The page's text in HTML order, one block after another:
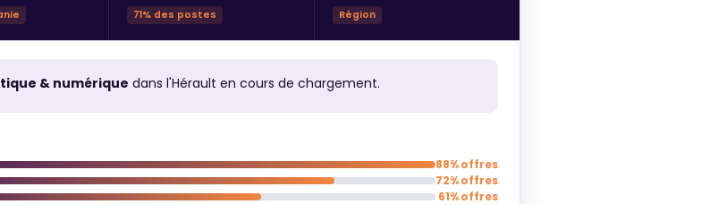
71% des postes Région
& numérique dans l'Hérault en cours de chargement.
88% offres
72% offres
61% offres